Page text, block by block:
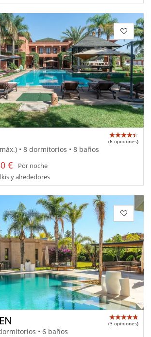
(6 opiniones)
• 8 dormitorios • 8 baños
€
Por noche
y alrededores
(3 opiniones)
• 6 baños